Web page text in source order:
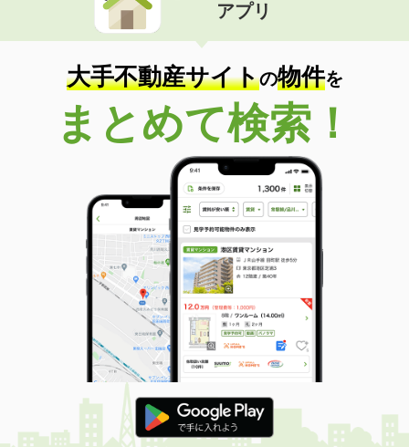
価 格
住 所
愛媛県松山市西石井２丁目
専有面積 75.58m²
間取り
3LDK
愛媛県松山市土居田町
価 格
4.30万円
愛媛県松山市土居田町
26.08m²
間取り
1K
愛媛県松山市宮西３丁目
価 格
3.60万円
住 所
愛媛県松山市宮西３丁目
専有面積 19.87m²
間取り
1K
愛媛県松山市畑寺２丁目
価 格
5.40万円
住 所
愛媛県松山市畑寺２丁目
アプリ
大手不動産サイトの物件を
まとめて検索！